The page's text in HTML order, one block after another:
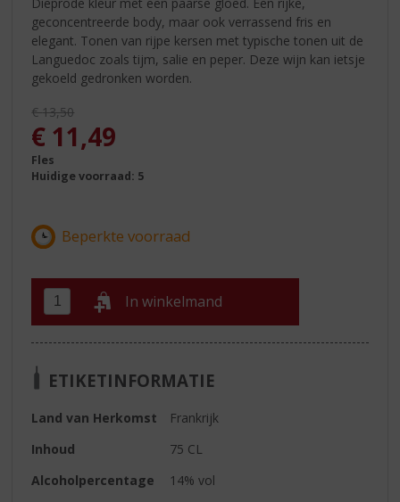
geconcentreerde body, maar ook verrassend fris en
elegant. Tonen van rijpe kersen met typische tonen uit de
Languedoc zoals tijm, salie en peper. Deze wijn kan ietsje
gekoeld gedronken worden.
Originele prijs was:
€13,50
, Huidige prijs is:
€ 11,49
Fles
Huidige voorraad: 5
In winkelmand
ETIKETINFORMATIE
Land van Herkomst
Frankrijk
Inhoud
75 CL
Alcoholpercentage
14% vol